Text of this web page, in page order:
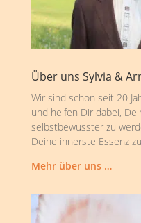
Über uns Sylvia &
Wir sind schon seit 20
und helfen Dir dabei,
selbstbewusster zu
Deine innerste Essenz
Mehr über uns …